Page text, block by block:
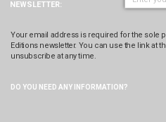
NEWSLETTER:
Your email address is required for the sole
Editions newsletter. You can use the link at
unsubscribe at any time.
DO YOU NEED ANY INFORMATION?